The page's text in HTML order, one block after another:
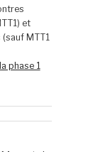
et
MTT1
phase 1